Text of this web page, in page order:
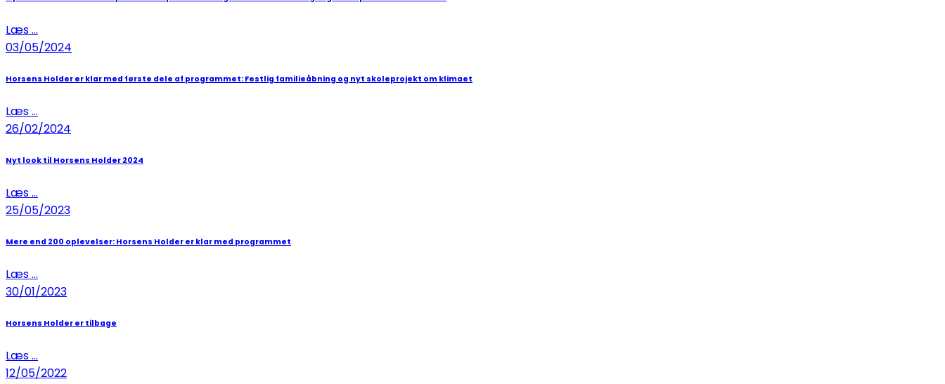
Læs ...
03/05/2024
Horsens Holder er klar med første dele af programmet: Festlig familieåbning og nyt skoleprojekt om klimaet
Læs ...
26/02/2024
Nyt look til Horsens Holder 2024
Læs ...
25/05/2023
Mere end 200 oplevelser: Horsens Holder er klar med programmet
Læs ...
30/01/2023
Horsens Holder er tilbage
Læs ...
12/05/2022